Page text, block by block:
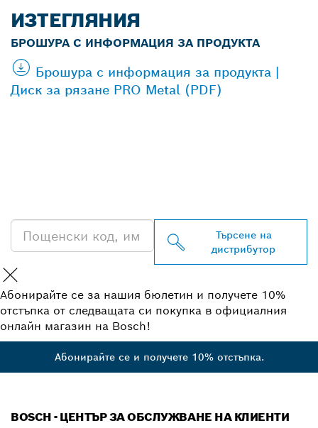
ИЗТЕГЛЯНИЯ
БРОШУРА С ИНФОРМАЦИЯ ЗА ПРОДУКТА
Брошура с информация за продукта |
Диск за рязане PRO Metal (PDF)
Търсене на
дистрибутор
Абонирайте се за нашия бюлетин и получете 10%
отстъпка от следващата си покупка в официалния
онлайн магазин на Bosch!
Абонирайте се и получете 10% отстъпка.
BOSCH - ЦЕНТЪР ЗА ОБСЛУЖВАНЕ НА КЛИЕНТИ